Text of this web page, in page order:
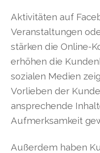
Aktivitäten auf
Veranstaltungen
stärken die Online-
erhöhen die
sozialen Medien
Vorlieben der
ansprechende
Aufmerksamkeit
Außerdem haben